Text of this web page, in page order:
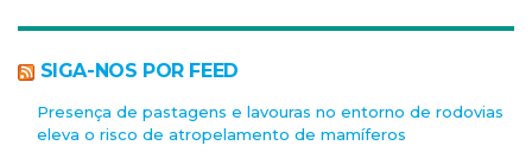
SIGA-NOS POR FEED
Presença de pastagens e lavouras no entorno de rodovias
eleva o risco de atropelamento de mamíferos